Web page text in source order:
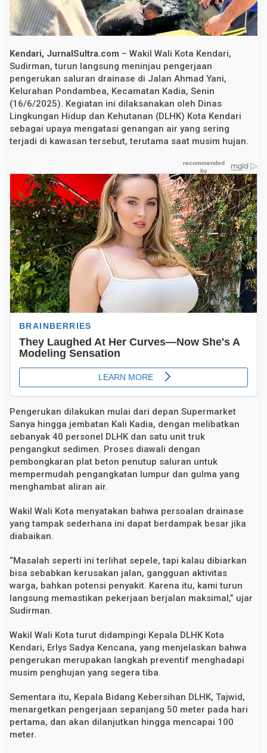
K
e
n
d
r
T
n
a
u
e
n
n
D
r
a
i
n
a
e
Kendari, JurnalSultra.com – Wakil Wali Kota Kendari,
Sudirman, turun langsung meninjau pengerjaan
pengerukan saluran drainase di Jalan Ahmad Yani,
Kelurahan Pondambea, Kecamatan Kadia, Senin
(16/6/2025). Kegiatan ini dilaksanakan oleh Dinas
Lingkungan Hidup dan Kehutanan (DLHK) Kota Kendari
sebagai upaya mengatasi genangan air yang sering
terjadi di kawasan tersebut, terutama saat musim hujan.
Pengerukan dilakukan mulai dari depan Supermarket
Sanya hingga jembatan Kali Kadia, dengan melibatkan
sebanyak 40 personel DLHK dan satu unit truk
pengangkut sedimen. Proses diawali dengan
pembongkaran plat beton penutup saluran untuk
mempermudah pengangkatan lumpur dan gulma yang
menghambat aliran air.
Wakil Wali Kota menyatakan bahwa persoalan drainase
yang tampak sederhana ini dapat berdampak besar jika
diabaikan.
“Masalah seperti ini terlihat sepele, tapi kalau dibiarkan
bisa sebabkan kerusakan jalan, gangguan aktivitas
warga, bahkan potensi penyakit. Karena itu, kami turun
langsung memastikan pekerjaan berjalan maksimal,” ujar
Sudirman.
Wakil Wali Kota turut didampingi Kepala DLHK Kota
Kendari, Erlys Sadya Kencana, yang menjelaskan bahwa
pengerukan merupakan langkah preventif menghadapi
musim penghujan yang segera tiba.
Sementara itu, Kepala Bidang Kebersihan DLHK, Tajwid,
menargetkan pengerjaan sepanjang 50 meter pada hari
pertama, dan akan dilanjutkan hingga mencapai 100
meter.